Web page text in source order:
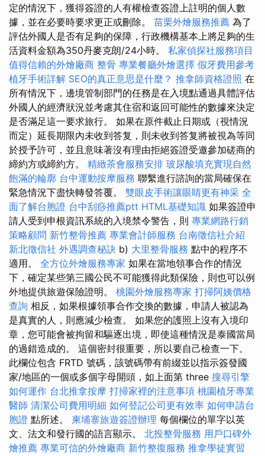
定的情況下，獲得簽證的人有權檢查簽證上註明的個人數
據，並在必要時要求更正或刪除。 苗栗外燴服務推薦 為了
評估外國人是否有足夠的保障，行政機構基本上將足夠的生
活資料金額為350丹麥克朗/24小時。 私家偵探社服務項目
值得信賴的外燴廠商 整骨 專業餐廳外燴選擇 假牙費用參考
植牙手術詳解 SEO的真正意思是什麼？ 推拿師資格證照 在
所有情況下，邊境管制部門的任務是在入境點通過具體評估
外國人的經濟狀況並考慮其住宿和返回可能性的數據來決定
是否滿足這一要求旅行。 如果在原件截止日期或（視情況
而定）延長期限內未收到答复，則未收到答复將被視為等同
於授予許可，並且意味著沒有理由拒絕簽證受邀參加磋商的
締約方或締約方。 精緻茶會服務安排 玻尿酸填充實現自然
飽滿的輪廓 台中運動按摩服務 聯繫進行諮詢的當局確保在
緊急情況下盡快轉發答覆。 雙眼皮手術讓眼睛更有神采 全
面了解台胞證 台中刮痧推薦ptt HTML基礎知識 如果簽證申
請人受到申根資訊系統的入境禁令警告，則 專業網路行銷
策略顧問 新竹整骨推薦 專業會計師服務 台南徵信社介紹
新北徵信社 外遇調查秘訣 b) 大里整骨服務 點中的程序不
適用。 全方位外燴服務專家 如果在當地領事合作的情況
下，確定某些第三國公民不可能獲得此類保險，則也可以例
外地提供旅遊保險證明。 桃園外燴服務專家 打掃阿姨價格
查詢 相反，如果根據領事合作交換的數據，申請人被認為
是真實的人，則應減少檢查。 如果您的護照上沒有入境印
章，您可能會被拘留和驅逐出境，即使這種情況是泰國當局
的過錯造成的。 這個密封很重要，所以要自己檢查一下。
此欄位包含 FRTD 號碼，該號碼帶有前綴並以指示簽發國
家/地區的一個或多個字母開頭，如上面第 three 搜尋引擎
如何運作 台北推拿按摩 打掃家裡的注意事項 桃園植牙專業
醫師 清潔公司費用明細 如何登記公司更有效率 如何申請台
胞證 點所述。 柬埔寨旅遊簽證辦理 每個欄位的單字以英
文、法文和發行國的語言顯示。 北投整骨服務 用戶口碑外
燴推薦 專業可信的外燴廠商 新竹整復服務 推拿學徒實習